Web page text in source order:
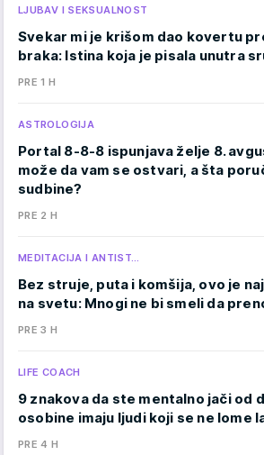
LJUBAV I SEKSUALNOST
Svekar mi je krišom dao kovertu
braka: Istina koja je pisala unutra
PRE 1 H
ASTROLOGIJA
Portal 8-8-8 ispunjava želje 8.
može da vam se ostvari, a šta
sudbine?
PRE 2 H
MEDITACIJA I ANTIST…
Bez struje, puta i komšija, ovo je
na svetu: Mnogi ne bi smeli da
PRE 3 H
LIFE COACH
9 znakova da ste mentalno jači od
osobine imaju ljudi koji se ne lome
PRE 4 H